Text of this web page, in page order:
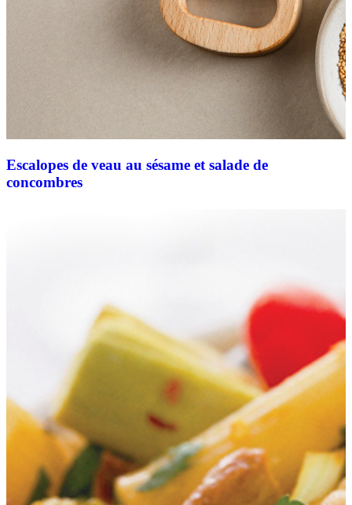
Escalopes de veau au sésame et salade de
concombres